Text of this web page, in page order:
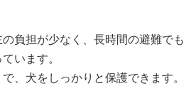
負担が少なく、長時間の避難でも
います。
、犬をしっかりと保護できます。